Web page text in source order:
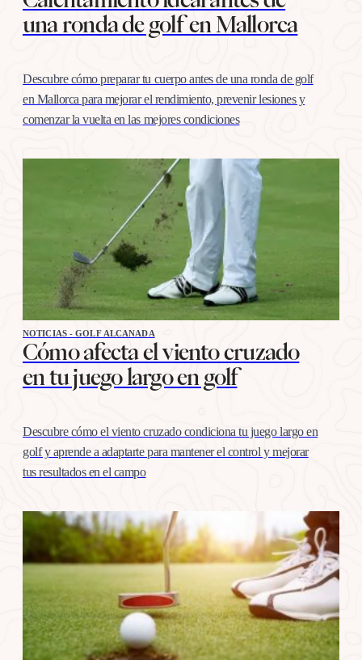
una ronda de golf en Mallorca
Descubre cómo preparar tu cuerpo antes de una ronda de golf
en Mallorca para mejorar el rendimiento, prevenir lesiones y
comenzar la vuelta en las mejores condiciones
NOTICIAS - GOLF ALCANADA
Cómo afecta el viento cruzado
en tu juego largo en golf
Descubre cómo el viento cruzado condiciona tu juego largo en
golf y aprende a adaptarte para mantener el control y mejorar
tus resultados en el campo